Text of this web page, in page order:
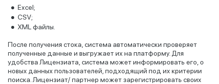
Excel;
CSV;
XML файлы.
После получения стока, система автоматически проверяет
полученные данные и выгружает их на платформу. Для
удобства Лицензиата, система может информировать его, о
новых данных пользователей, подходящий под их критерии
поиска. Лицензиат/ партнер может зарегистрировать своих